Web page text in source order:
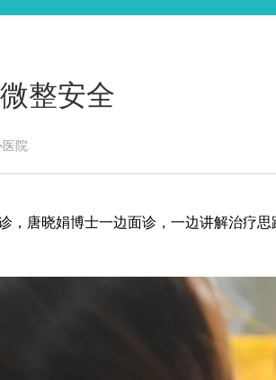
整安全
医院
，唐晓娟博士一边面诊，一边讲解治疗